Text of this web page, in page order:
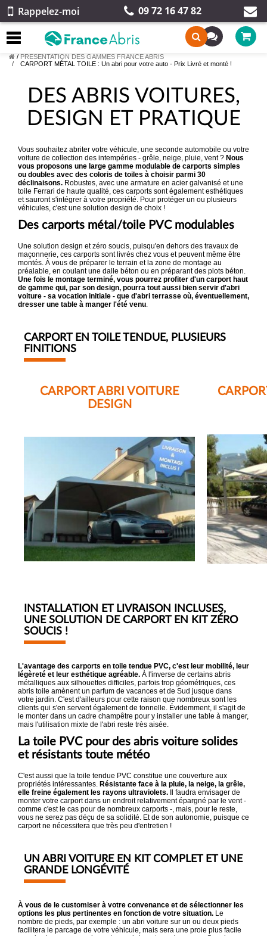
Rappelez-moi 09 72 16 47 82
/ PRESENTATION DES GAMMES FRANCE ABRIS
CARPORT MÉTAL TOILE : Un abri pour votre auto - Prix Livré et monté !
DES ABRIS VOITURES,
DESIGN ET PRATIQUE
Vous souhaitez abriter votre véhicule, une seconde automobile ou votre
voiture de collection des intempéries - grêle, neige, pluie, vent ? Nous
vous proposons une large gamme modulable de carports simples
ou doubles avec des coloris de toiles à choisir parmi 30
déclinaisons. Robustes, avec une armature en acier galvanisé et une
toile Ferrari de haute qualité, ces carports sont également esthétiques
et sauront s'intégrer à votre propriété. Pour protéger un ou plusieurs
véhicules, c'est une solution design de choix !
Des carports métal/toile PVC modulables
Une solution design et zéro soucis, puisqu'en dehors des travaux de
maçonnerie, ces carports sont livrés chez vous et peuvent même être
montés. À vous de préparer le terrain et la zone de montage au
préalable, en coulant une dalle béton ou en préparant des plots béton.
Une fois le montage terminé, vous pourrez profiter d'un carport haut
de gamme qui, par son design, pourra tout aussi bien servir d'abri
voiture - sa vocation initiale - que d'abri terrasse où, éventuellement,
dresser une table à manger l'été venu.
CARPORT EN TOILE TENDUE, PLUSIEURS
FINITIONS
CARPORT ABRI VOITURE
DESIGN
INSTALLATION ET LIVRAISON INCLUSES,
UNE SOLUTION DE CARPORT EN KIT ZÉRO
SOUCIS !
L'avantage des carports en toile tendue PVC, c'est leur mobilité, leur
légèreté et leur esthétique agréable. À l'inverse de certains abris
métalliques aux silhouettes difficiles, parfois trop géométriques, ces
abris toile amènent un parfum de vacances et de Sud jusque dans
votre jardin. C'est d'ailleurs pour cette raison que nombreux sont les
clients qui s'en servent également de tonnelle. Évidemment, il s'agit de
le monter dans un cadre champêtre pour y installer une table à manger,
mais l'utilisation mixte de l'abri reste très aisée.
La toile PVC pour des abris voiture solides
et résistants toute météo
C'est aussi que la toile tendue PVC constitue une couverture aux
propriétés intéressantes. Résistante face à la pluie, la neige, la grêle,
elle freine également les rayons ultraviolets. Il faudra envisager de
monter votre carport dans un endroit relativement épargné par le vent -
comme c'est le cas pour de nombreux carports -, mais, pour le reste,
vous ne serez pas déçu de sa solidité. Et de son autonomie, puisque ce
carport ne nécessitera que très peu d'entretien !
UN ABRI VOITURE EN KIT COMPLET ET UNE
GRANDE LONGÉVITÉ
À vous de le customiser à votre convenance et de sélectionner les
options les plus pertinentes en fonction de votre situation. Le
nombre de pieds, par exemple : un abri voiture sur un ou deux pieds
facilitera le parcage de votre véhicule, mais sera une proie plus facile